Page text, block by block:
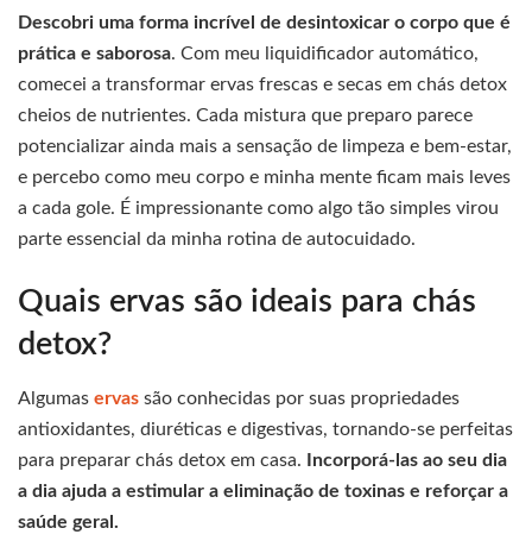
Descobri uma forma incrível de desintoxicar o corpo que é
prática e saborosa. Com meu liquidificador automático,
comecei a transformar ervas frescas e secas em chás detox
cheios de nutrientes. Cada mistura que preparo parece
potencializar ainda mais a sensação de limpeza e bem-estar,
e percebo como meu corpo e minha mente ficam mais leves
a cada gole. É impressionante como algo tão simples virou
parte essencial da minha rotina de autocuidado.
Quais ervas são ideais para chás
detox?
Algumas ervas são conhecidas por suas propriedades
antioxidantes, diuréticas e digestivas, tornando-se perfeitas
para preparar chás detox em casa.
Incorporá-las ao seu dia
a dia ajuda a estimular a eliminação de toxinas e reforçar a
saúde geral.